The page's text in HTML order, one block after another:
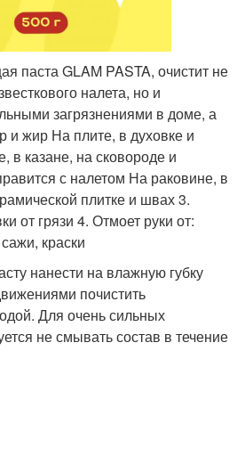
паста GLAM PASTA, очистит не
налета, но и
загрязнениями в доме, а
и жир На плите, в духовке и
в казане, на сковороде и
с налетом На раковине, в
плитке и швах 3.
от грязи 4. Отмоет руки от:
краски
нанести на влажную губку
почистить
Для очень сильных
не смывать состав в течение